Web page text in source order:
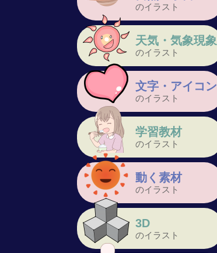
のイラスト
天気・気象現象
のイラスト
文字・アイコン
のイラスト
学習教材
のイラスト
動く素材
のイラスト
3D
のイラスト